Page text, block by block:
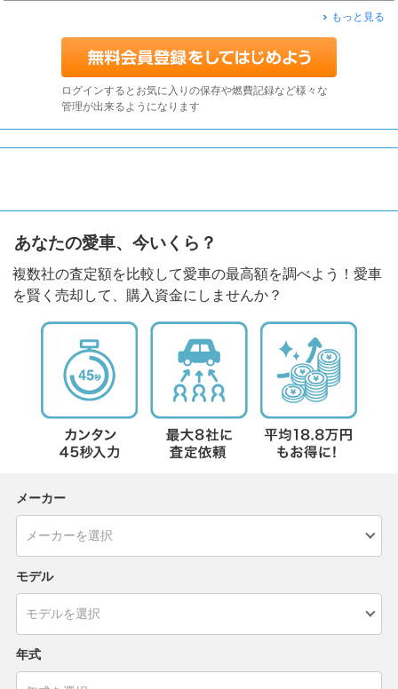
もっと見る
ログインするとお気に入りの保存や燃費記録など様々な
管理が出来るようになります
あなたの愛車、今いくら？
複数社の査定額を比較して愛車の最高額を調べよう！愛車
を賢く売却して、購入資金にしませんか？
メーカー
モデル
年式